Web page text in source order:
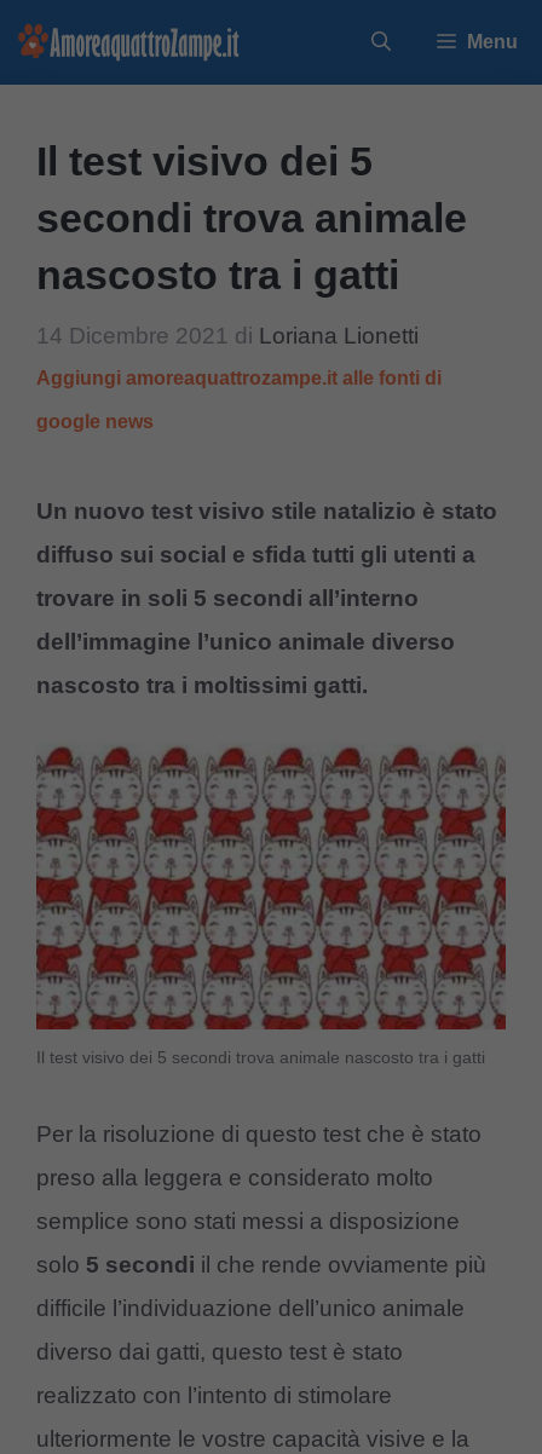
Vai
Menu
Il test visivo dei 5
secondi trova animale
nascosto tra i gatti
14 Dicembre 2021 di Loriana Lionetti
Aggiungi amoreaquattrozampe.it alle fonti di
google news
Un nuovo test visivo stile natalizio è stato
diffuso sui social e sfida tutti gli utenti a
trovare in soli 5 secondi all’interno
dell’immagine l’unico animale diverso
nascosto tra i moltissimi gatti.
Il test visivo dei 5 secondi trova animale nascosto tra i gatti
Per la risoluzione di questo test che è stato
preso alla leggera e considerato molto
semplice sono stati messi a disposizione
solo 5 secondi il che rende ovviamente più
difficile l’individuazione dell’unico animale
diverso dai gatti, questo test è stato
realizzato con l’intento di stimolare
ulteriormente le vostre capacità visive e la